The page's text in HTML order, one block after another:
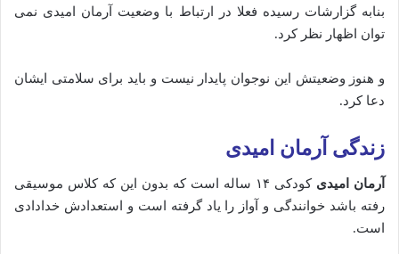
بنابه گزارشات رسیده فعلا در ارتباط با وضعیت آرمان امیدی نمی
توان اظهار نظر کرد.
و هنوز وضعیتش این نوجوان پایدار نیست و باید برای سلامتی ایشان
دعا کرد.
زندگی آرمان امیدی
آرمان امیدی
کودکی ۱۴ ساله است که بدون این که کلاس موسیقی
رفته باشد خوانندگی و آواز را یاد گرفته است و استعدادش خدادادی
است.